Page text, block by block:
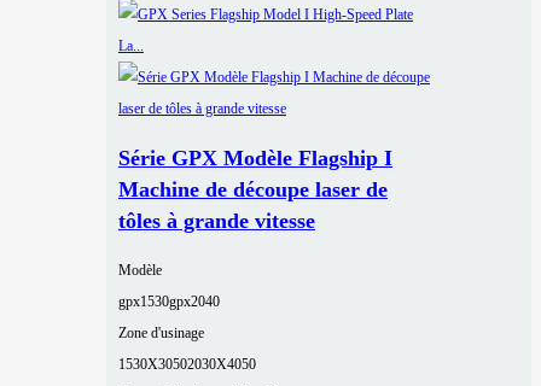
Série GPX Modèle Flagship I
Machine de découpe laser de
tôles à grande vitesse
Modèle
gpx1530gpx2040
Zone d'usinage
1530X30502030X4050